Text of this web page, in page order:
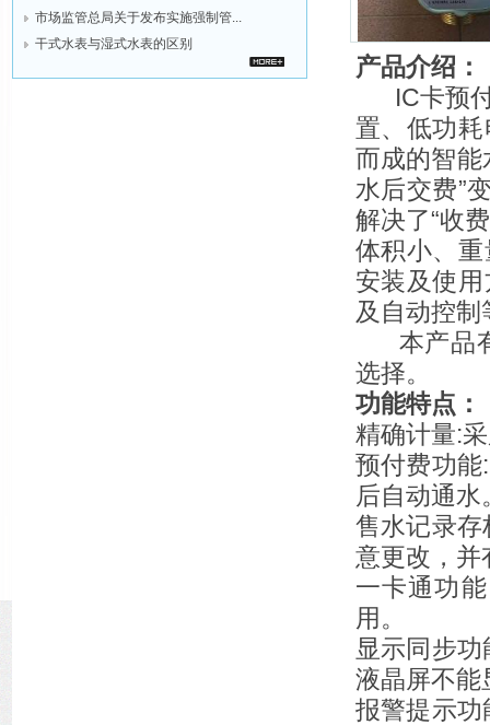
市场监管总局关于发布实施强制管...
干式水表与湿式水表的区别
产品介绍：
IC卡预付
置、低功
而成的智能
水后交费”
解决了“收
体积小、
安装及使
及自动控制
本产品有
选择。
功能特点：
精确计量:
预付费功
后自动通水
售水记录
意更改，
一卡通功
用。
显示同步
液晶屏不能
报警提示